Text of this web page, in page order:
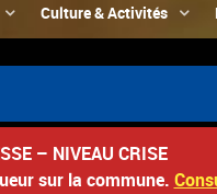
Culture & Activités
– NIVEAU CRISE
sur la commune.